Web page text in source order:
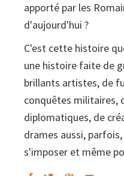
apporté par les
d'aujourd'hui ?
C'est cette histoire
une histoire faite de
brillants artistes, de
conquêtes militaires,
diplomatiques, de
drames aussi,
s'imposer et même